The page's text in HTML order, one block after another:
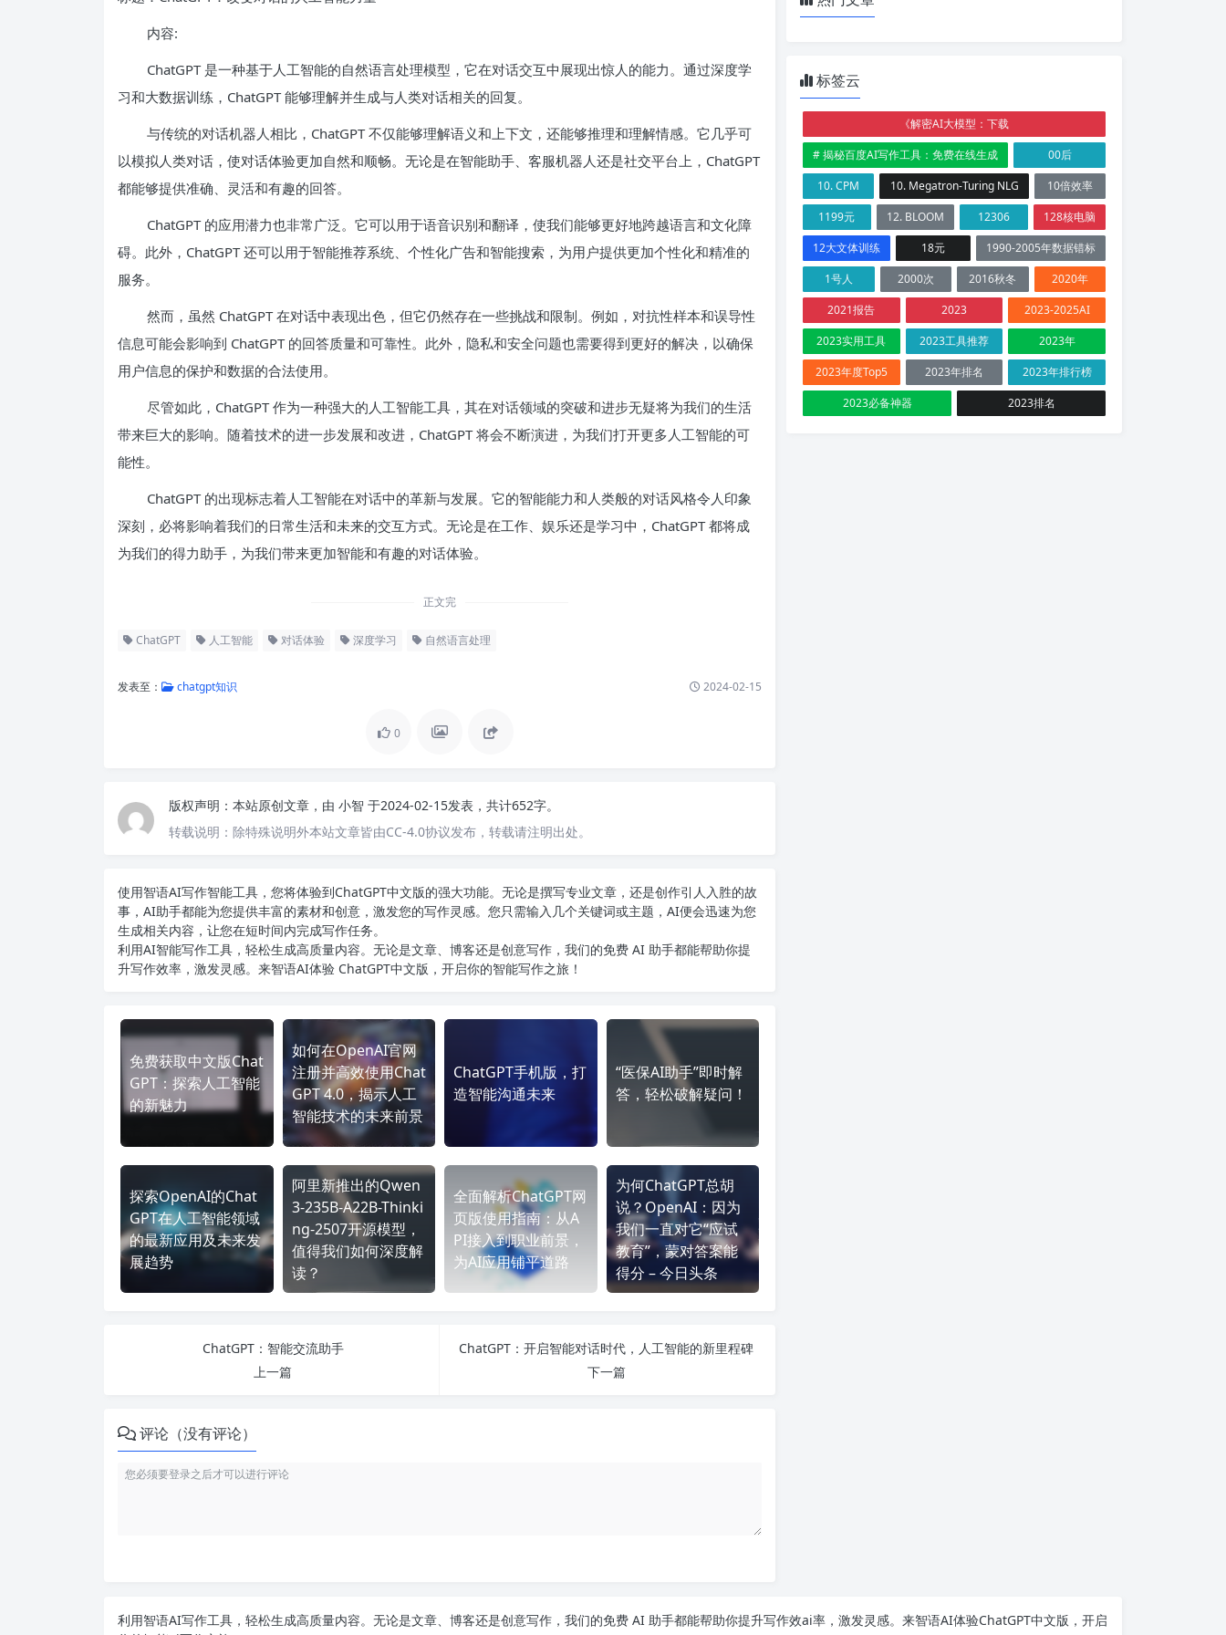
内容:
ChatGPT 是一种基于人工智能的自然语言处理模型，它在对话交互中展现出惊人的能力。通过深度学
习和大数据训练，ChatGPT 能够理解并生成与人类对话相关的回复。
与传统的对话机器人相比，ChatGPT 不仅能够理解语义和上下文，还能够推理和理解情感。它几乎可
以模拟人类对话，使对话体验更加自然和顺畅。无论是在智能助手、客服机器人还是社交平台上，ChatGPT
都能够提供准确、灵活和有趣的回答。
ChatGPT 的应用潜力也非常广泛。它可以用于语音识别和翻译，使我们能够更好地跨越语言和文化障
碍。此外，ChatGPT 还可以用于智能推荐系统、个性化广告和智能搜索，为用户提供更加个性化和精准的
服务。
然而，虽然 ChatGPT 在对话中表现出色，但它仍然存在一些挑战和限制。例如，对抗性样本和误导性
信息可能会影响到 ChatGPT 的回答质量和可靠性。此外，隐私和安全问题也需要得到更好的解决，以确保
用户信息的保护和数据的合法使用。
尽管如此，ChatGPT 作为一种强大的人工智能工具，其在对话领域的突破和进步无疑将为我们的生活
带来巨大的影响。随着技术的进一步发展和改进，ChatGPT 将会不断演进，为我们打开更多人工智能的可
能性。
ChatGPT 的出现标志着人工智能在对话中的革新与发展。它的智能能力和人类般的对话风格令人印象
深刻，必将影响着我们的日常生活和未来的交互方式。无论是在工作、娱乐还是学习中，ChatGPT 都将成
为我们的得力助手，为我们带来更加智能和有趣的对话体验。
正文完
ChatGPT 人工智能 对话体验 深度学习 自然语言处理
发表至： chatgpt知识 2024-02-15
0
版权声明： 本站原创文章，由 小智 于2024-02-15发表，共计652字。
转载说明： 除特殊说明外本站文章皆由CC-4.0协议发布，转载请注明出处。
使用智语AI写作智能工具，您将体验到ChatGPT中文版的强大功能。无论是撰写专业文章，还是创作引人入胜的故
事，AI助手都能为您提供丰富的素材和创意，激发您的写作灵感。您只需输入几个关键词或主题，AI便会迅速为您
生成相关内容，让您在短时间内完成写作任务。
利用AI智能写作工具，轻松生成高质量内容。无论是文章、博客还是创意写作，我们的免费 AI 助手都能帮助你提
升写作效率，激发灵感。来智语AI体验 ChatGPT中文版 ，开启你的智能写作之旅！
免费获取中文版Chat
GPT：探索人工智能
的新魅力
如何在OpenAI官网
注册并高效使用Chat
GPT 4.0，揭示人工
智能技术的未来前景
ChatGPT手机版，打
造智能沟通未来
“医保AI助手”即时解
答，轻松破解疑问！
探索OpenAI的Chat
GPT在人工智能领域
的最新应用及未来发
展趋势
阿里新推出的Qwen
3-235B-A22B-Thinki
ng-2507开源模型，
值得我们如何深度解
读？
全面解析ChatGPT网
页版使用指南：从A
PI接入到职业前景，
为AI应用铺平道路
为何ChatGPT总胡
说？OpenAI：因为
我们一直对它“应试
教育”，蒙对答案能
得分 – 今日头条
ChatGPT：智能交流助手
上一篇
ChatGPT：开启智能对话时代，人工智能的新里程碑
下一篇
评论（没有评论）
标签云
《解密AI大模型：下载
# 揭秘百度AI写作工具：免费在线生成
00后
10. CPM
10. Megatron-Turing NLG
10倍效率
1199元
12. BLOOM 12306
128核电脑
12大文体训练
18元
1990-2005年数据错标
1号人
2000次 2016秋冬
2020年
2021报告
2023
2023-2025AI
2023实用工具
2023工具推荐
2023年
2023年度Top5
2023年排名
2023年排行榜
2023必备神器
2023排名
利用智语AI写作工具，轻松生成高质量内容。无论是文章、博客还是创意写作，我们的免费 AI 助手都能帮助你提升写作效ai率，激发灵感。来智语AI体验ChatGPT中文版 ，开启